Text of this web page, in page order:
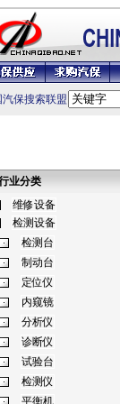
汽保搜索联盟
业分类